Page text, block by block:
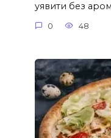
уявити без
0 48